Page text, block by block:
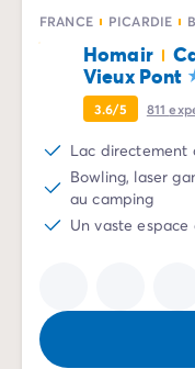
Camping Tarn
Camping Normandie
Camping Basse-
Camping Calvados
Camping Manche
Camping Haute-
Camping Pays de la
Camping Loire-
Camping Guerande
Camping La-
Camping Les
FRANCE PICARDIE
Homair
Vieux Pont
3.6/5 811
Lac directement
Bowling, laser
au camping
Un vaste